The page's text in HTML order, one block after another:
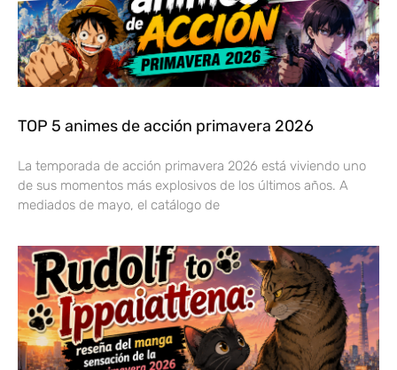
TOP 5 animes de acción primavera 2026
La temporada de acción primavera 2026 está viviendo uno
de sus momentos más explosivos de los últimos años. A
mediados de mayo, el catálogo de